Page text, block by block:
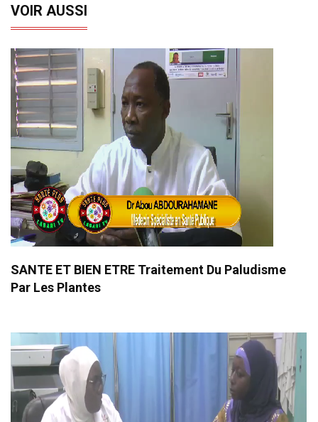
VOIR AUSSI
SANTE ET BIEN ETRE Traitement Du Paludisme
Par Les Plantes